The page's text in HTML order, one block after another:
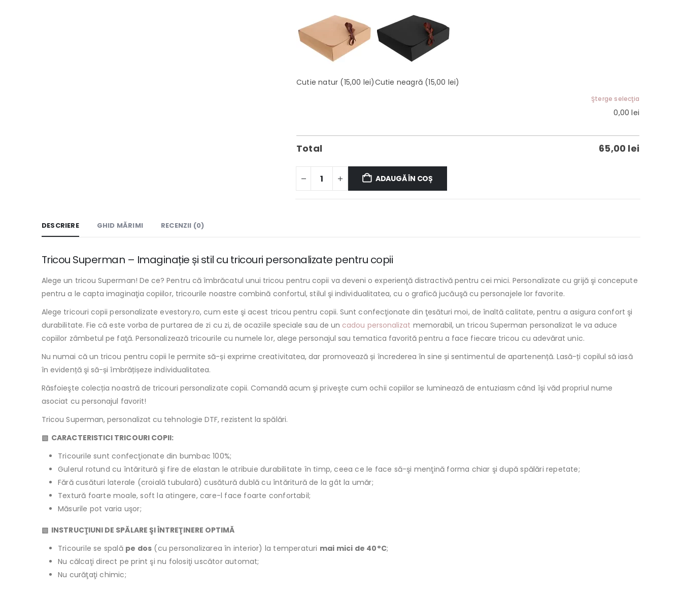
Cutie natur (15,00 lei)Cutie neagră (15,00 lei)
Şterge selecţia
0,00lei
Total 65,00 lei
ADAUGĂ ÎN COȘ
DESCRIERE GHID MĂRIMI RECENZII (0)
Tricou Superman – Imaginație și stil cu tricouri personalizate pentru copii
Alege un tricou Superman! De ce? Pentru că îmbrăcatul unui tricou pentru copii va deveni o experienţă distractivă pentru cei mici. Personalizate cu grijă şi concepute
pentru a le capta imaginaţia copiilor, tricourile noastre combină confortul, stilul şi individualitatea, cu o grafică jucăuşă cu personajele lor favorite.
Alege tricouri copii personalizate evestory.ro, cum este şi acest tricou pentru copii. Sunt confecţionate din ţesături moi, de înaltă calitate, pentru a asigura confort şi
durabilitate. Fie că este vorba de purtarea de zi cu zi, de ocaziile speciale sau de un cadou personalizat memorabil, un tricou Superman personalizat le va aduce
copiilor zâmbetul pe faţă. Personalizează tricourile cu numele lor, alege personajul sau tematica favorită pentru a face fiecare tricou cu adevărat unic.
Nu numai că un tricou pentru copii le permite să-și exprime creativitatea, dar promovează și încrederea în sine și sentimentul de apartenență. Lasă-ți copilul să iasă
în evidență şi să-și îmbrățișeze individualitatea.
Răsfoieşte colecția noastră de tricouri personalizate copii. Comandă acum şi priveşte cum ochii copiilor se luminează de entuziasm când îşi văd propriul nume
asociat cu personajul favorit!
Tricou Superman, personalizat cu tehnologie DTF, rezistent la spălări.
▧ CARACTERISTICI TRICOURI COPII:
Tricourile sunt confecţionate din bumbac 100%;
Gulerul rotund cu întăritură şi fire de elastan le atribuie durabilitate în timp, ceea ce le face să-şi menţină forma chiar şi după spălări repetate;
Fără cusături laterale (croială tubulară) cusătură dublă cu întăritură de la gât la umăr;
Textură foarte moale, soft la atingere, care-l face foarte confortabil;
Măsurile pot varia uşor;
▧ INSTRUCŢIUNI DE SPĂLARE ŞI ÎNTREŢINERE OPTIMĂ
Tricourile se spală pe dos (cu personalizarea în interior) la temperaturi mai mici de 40°C;
Nu călcaţi direct pe print şi nu folosiţi uscător automat;
Nu curăţaţi chimic;